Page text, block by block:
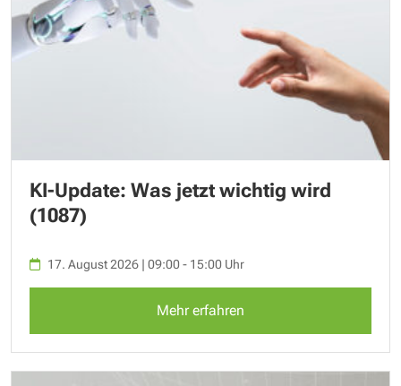
KI-Update: Was jetzt wichtig wird
(1087)
17. August 2026 | 09:00 - 15:00 Uhr
Mehr erfahren